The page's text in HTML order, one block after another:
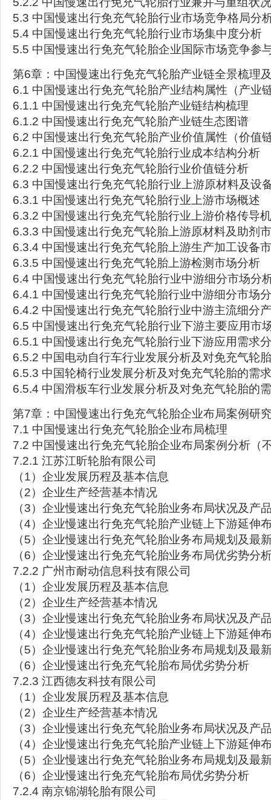
5.3 中国慢速出行免充气轮胎行业市场竞争格局分
5.4 中国慢速出行免充气轮胎行业市场集中度分析
5.5 中国慢速出行免充气轮胎企业国际市场竞争参
第6章：中国慢速出行免充气轮胎产业链全景梳理
6.1 中国慢速出行免充气轮胎产业结构属性（产业
6.1.1 中国慢速出行免充气轮胎产业链结构梳理
6.1.2 中国慢速出行免充气轮胎产业链生态图谱
6.2 中国慢速出行免充气轮胎产业价值属性（价值
6.2.1 中国慢速出行免充气轮胎行业成本结构分析
6.2.2 中国慢速出行免充气轮胎行业价值链分析
6.3 中国慢速出行免充气轮胎行业上游原材料及设
6.3.1 中国慢速出行免充气轮胎行业上游市场概述
6.3.2 中国慢速出行免充气轮胎行业上游价格传导
6.3.3 中国慢速出行免充气轮胎上游原材料及助剂
6.3.4 中国慢速出行免充气轮胎上游生产加工设备
6.3.5 中国慢速出行免充气轮胎上游检测市场分析
6.4 中国慢速出行免充气轮胎行业中游细分市场分
6.4.1 中国慢速出行免充气轮胎行业中游细分市场
6.4.2 中国慢速出行免充气轮胎行业中游主流细分
6.5 中国慢速出行免充气轮胎行业下游主要应用市
6.5.1 中国慢速出行免充气轮胎行业下游应用需求
6.5.2 中国电动自行车行业发展分析及对免充气轮
6.5.3 中国轮椅行业发展分析及对免充气轮胎的需
6.5.4 中国滑板车行业发展分析及对免充气轮胎的
第7章：中国慢速出行免充气轮胎企业布局案例研
7.1 中国慢速出行免充气轮胎企业布局梳理
7.2 中国慢速出行免充气轮胎企业布局案例分析（
7.2.1 江苏江昕轮胎有限公司
（1）企业发展历程及基本信息
（2）企业生产经营基本情况
（3）企业慢速出行免充气轮胎业务布局状况及产
（4）企业慢速出行免充气轮胎产业链上下游延伸
（5）企业慢速出行免充气轮胎业务布局规划及最
（6）企业慢速出行免充气轮胎业务布局优劣势分
7.2.2 广州市耐动信息科技有限公司
（1）企业发展历程及基本信息
（2）企业生产经营基本情况
（3）企业慢速出行免充气轮胎业务布局状况及产
（4）企业慢速出行免充气轮胎产业链上下游延伸
（5）企业慢速出行免充气轮胎业务布局规划及最
（6）企业慢速出行免充气轮胎布局优劣势分析
7.2.3 江西德友科技有限公司
（1）企业发展历程及基本信息
（2）企业生产经营基本情况
（3）企业慢速出行免充气轮胎业务布局状况及产
（4）企业慢速出行免充气轮胎产业链上下游延伸
（5）企业慢速出行免充气轮胎业务布局规划及最
（6）企业慢速出行免充气轮胎布局优劣势分析
7.2.4 南京锦湖轮胎有限公司